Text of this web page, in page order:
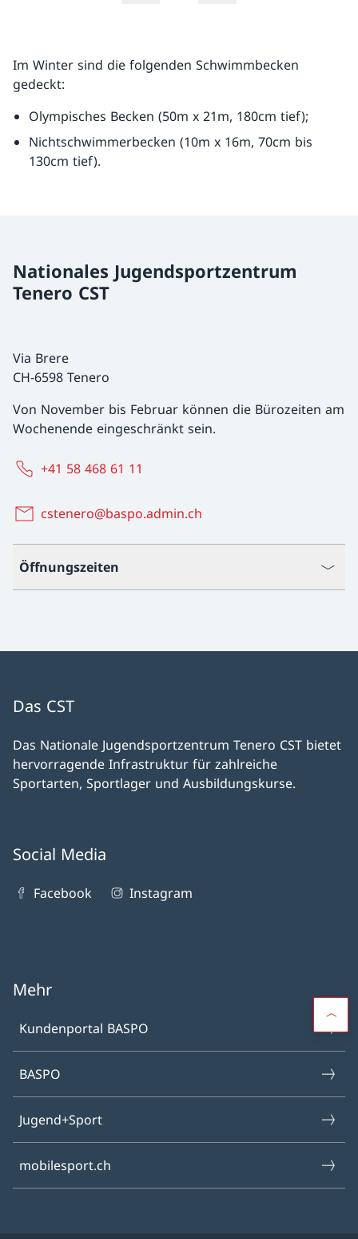
Im Winter sind die folgenden Schwimmbecken
gedeckt:
Olympisches Becken (50m x 21m, 180cm tief);
Nichtschwimmerbecken (10m x 16m, 70cm bis
130cm tief).
Nationales Jugendsportzentrum
Tenero CST
Via Brere
CH-6598 Tenero
Von November bis Februar können die Bürozeiten am
Wochenende eingeschränkt sein.
+41 58 468 61 11
cstenero@baspo.admin.ch
Öffnungszeiten
Das CST
Das Nationale Jugendsportzentrum Tenero CST bietet
hervorragende Infrastruktur für zahlreiche
Sportarten, Sportlager und Ausbildungskurse.
Social Media
Facebook Instagram
Mehr
Kundenportal BASPO
BASPO
Jugend+Sport
mobilesport.ch